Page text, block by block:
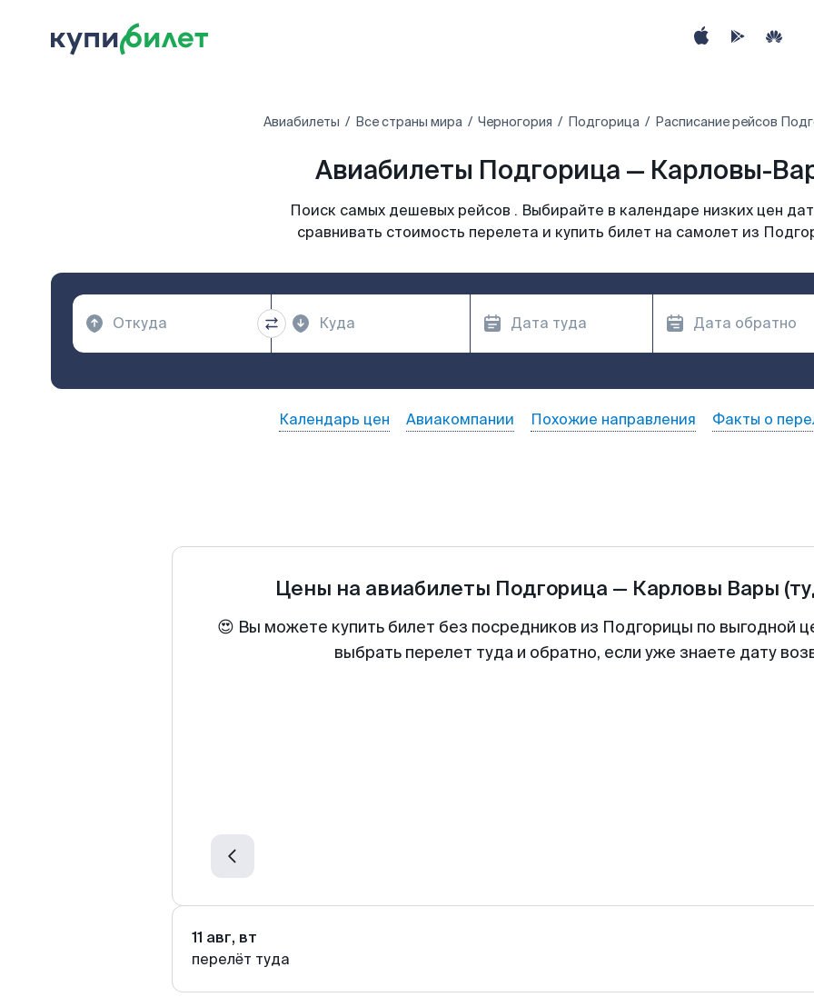
Авиабилеты Все страны мира Черногория Подгорица Расписание рейсов
Авиабилеты Подгорица — Карловы-
Поиск самых дешевых рейсов . Выбирайте в календаре низких цен
сравнивать стоимость перелета и купить билет на самолет из
Календарь цен Авиакомпании Похожие направления Факты о
Цены на авиабилеты Подгорица — Карловы Вары
😍 Вы можете купить билет без посредников из Подгорицы по выгодной
выбрать перелет туда и обратно, если уже знаете дату
11 авг, вт
перелёт туда